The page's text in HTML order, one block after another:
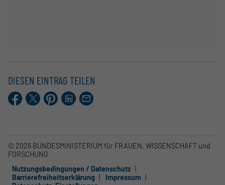
DIESEN EINTRAG TEILEN
Facebook
X.comPinterestLinkedIn
E-
Mail
© 2026 BUNDESMINISTERIUM für FRAUEN, WISSENSCHAFT und
FORSCHUNG
Nutzungsbedingungen / Datenschutz
Barrierefreiheitserklärung
Impressum